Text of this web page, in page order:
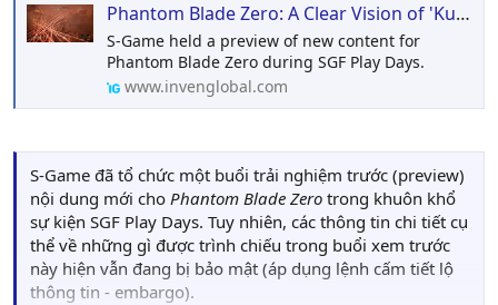
Phantom Blade Zero: A Clear Vision of 'Kung Fu Punk'
S-Game held a preview of new content for
Phantom Blade Zero during SGF Play Days.
www.invenglobal.com
S-Game đã tổ chức một buổi trải nghiệm trước (preview)
nội dung mới cho Phantom Blade Zero trong khuôn khổ
sự kiện SGF Play Days. Tuy nhiên, các thông tin chi tiết cụ
thể về những gì được trình chiếu trong buổi xem trước
này hiện vẫn đang bị bảo mật (áp dụng lệnh cấm tiết lộ
thông tin - embargo).